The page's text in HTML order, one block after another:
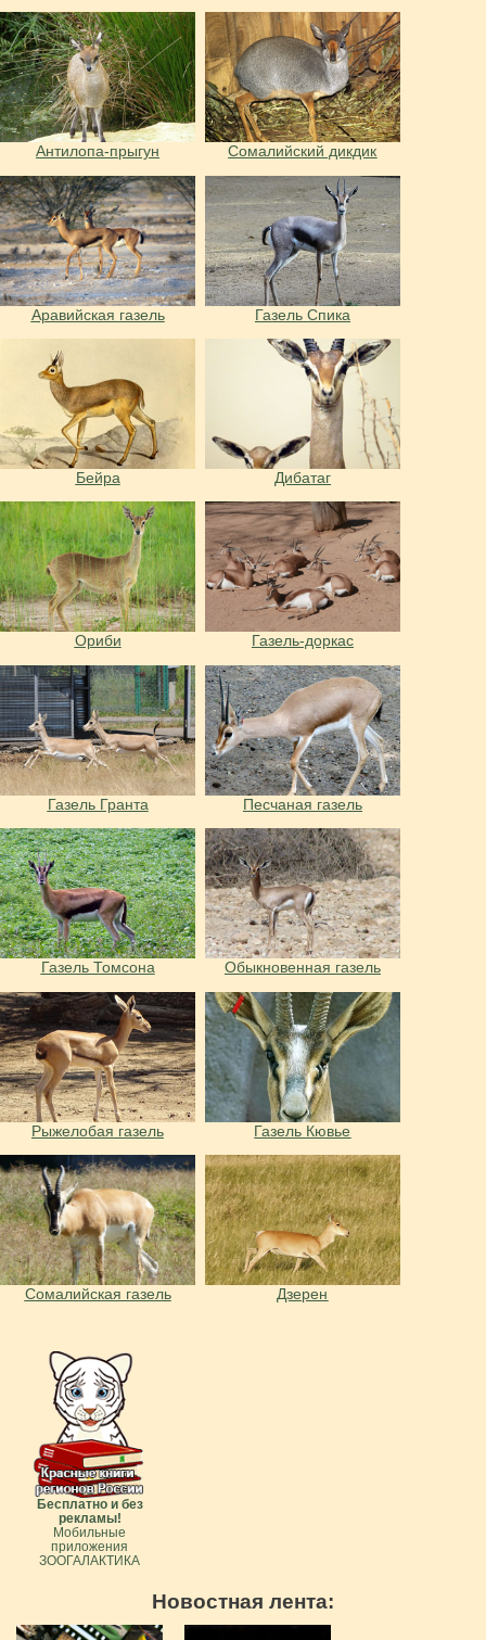
Антилопа-прыгун Сомалийский дикдик
Аравийская газель Газель Спика
Бейра Дибатаг
Ориби Газель-доркас
Газель Гранта Песчаная газель
Газель Томсона Обыкновенная газель
Рыжелобая газель Газель Кювье
Сомалийская газель Дзерен
Бесплатно и без
рекламы!
Мобильные
приложения
ЗООГАЛАКТИКА
Новостная лента: